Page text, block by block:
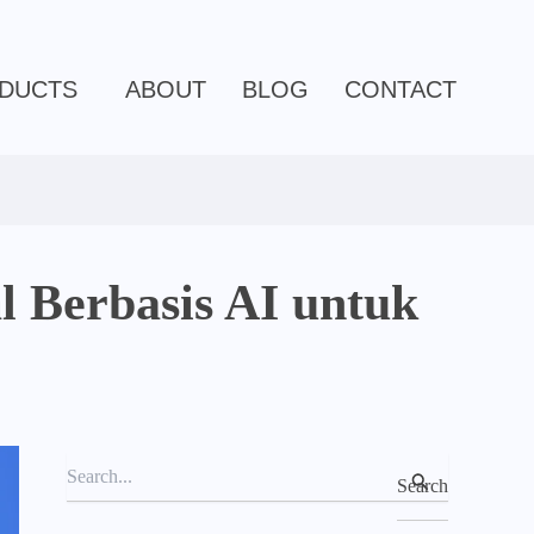
ABOUT BLOG CONTACT
Berbasis AI untuk
S
e
e